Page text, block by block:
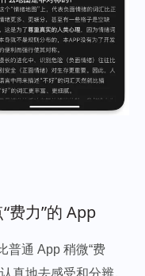
费力”的 App
普通 App 稍微“费
真地去感受和分辨。